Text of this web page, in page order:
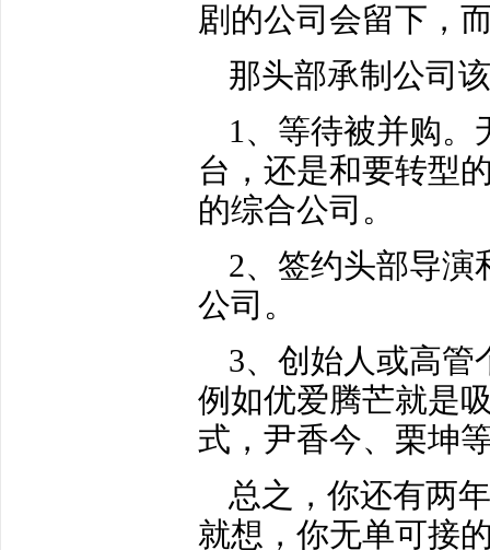
剧的公司会留下，
那头部承制公司
1、等待被并购。
台，还是和要转型
的综合公司。
2、签约头部导演
公司。
3、创始人或高管
例如优爱腾芒就是
式，尹香今、栗坤
总之，你还有两
就想，你无单可接